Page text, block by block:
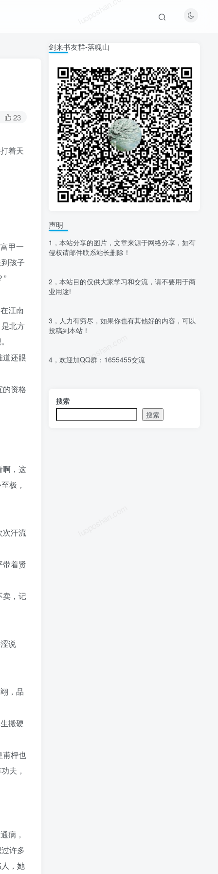
23
luoposhan.com
luoposhan.com
着天
甲一
孩子
”
江南
北方
道还眼
的资格
啊，这
极，
次汗流
带着贤
卖，记
说
，品
搬硬
甫枰也
夫，
病，
许多
，她
剑来书友群-落魄山
声明
1，本站分享的图片，文章来源于网络分享，如有
侵权请邮件联系站长删除！
2，本站目的仅供大家学习和交流，请不要用于商
业用途!
3，人力有穷尽，如果你也有其他好的内容，可以
投稿到本站！
4，欢迎加QQ群：1655455交流
搜索
搜索